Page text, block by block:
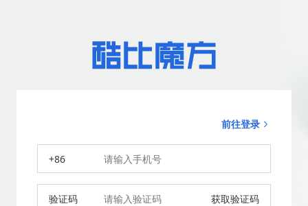
前往登录
+86
验证码 获取验证码